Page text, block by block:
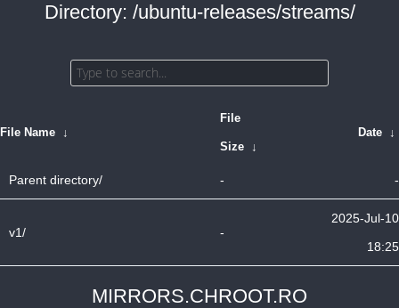
Directory: /ubuntu-releases/streams/
File Name ↓
File
Size ↓
Date ↓
Parent directory/ - -
v1/ -
2025-Jul-10
18:25
MIRRORS.CHROOT.RO